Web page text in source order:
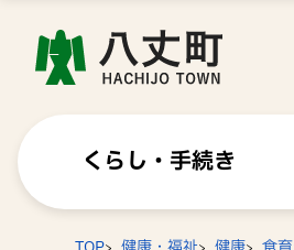
くらし・手続き